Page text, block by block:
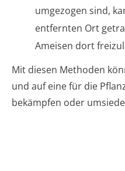
umgezogen sind,
entfernten Ort
Ameisen dort
Mit diesen Methoden
und auf eine für die
bekämpfen oder